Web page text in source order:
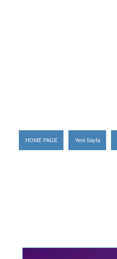
HOME PAGE Yeni Sayfa